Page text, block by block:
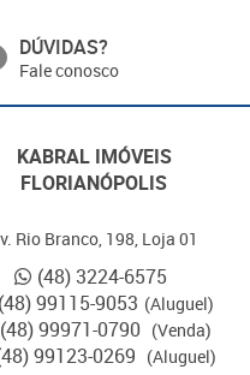
DÚVIDAS?
Fale conosco
KABRAL IMÓVEIS
FLORIANÓPOLIS
Rio Branco, 198, Loja 01
(48) 3224-6575
(48) 99115-9053 (Aluguel)
(48) 99971-0790 (Venda)
99123-0269 (Aluguel)